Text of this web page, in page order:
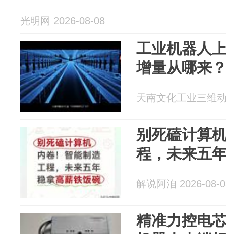
光明网 2026-08-08
工业机器人
增量从哪来
天南文化工业三维
别死磕计算
程，未来五
解说阿洎 2026-08-
精准力控电